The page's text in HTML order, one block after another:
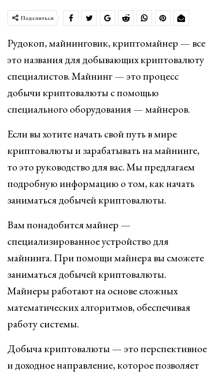
Поделиться
Рудокоп, майнинговик, криптомайнер — все
это названия для добывающих криптовалюту
специалистов. Майнинг — это процесс
добычи криптовалюты с помощью
специального оборудования — майнеров.
Если вы хотите начать свой путь в мире
криптовалюты и зарабатывать на майнинге,
то это руководство для вас. Мы предлагаем
подробную информацию о том, как начать
заниматься добычей криптовалюты.
Вам понадобится майнер —
специализированное устройство для
майнинга. При помощи майнера вы сможете
заниматься добычей криптовалюты.
Майнеры работают на основе сложных
математических алгоритмов, обеспечивая
работу системы.
Добыча криптовалюты — это перспективное
и доходное направление, которое позволяет